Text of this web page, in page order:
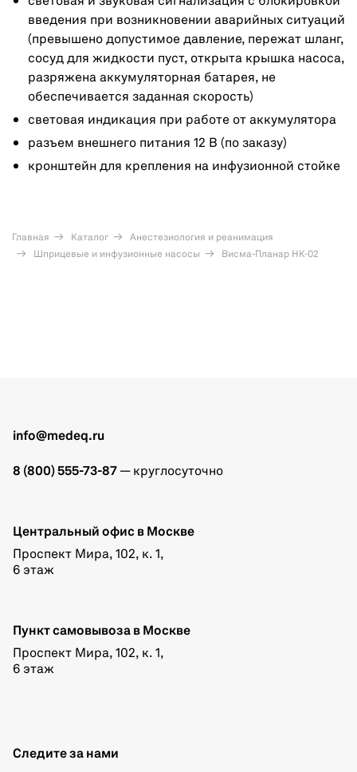
введения при возникновении аварийных ситуаций
(превышено допустимое давление, пережат шланг,
сосуд для жидкости пуст, открыта крышка насоса,
разряжена аккумуляторная батарея, не
обеспечивается заданная скорость)
световая индикация при работе от аккумулятора
разъем внешнего питания 12 В (по заказу)
кронштейн для крепления на инфузионной стойке
Главная Каталог
Анестезиология и реанимация
Шприцевые и инфузионные насосы
Висма-Планар НК-02
info@medeq.ru
8 (800) 555-73-87 — круглосуточно
Центральный офис в Москве
Проспект Мира, 102, к. 1,
6 этаж
Пункт самовывоза в Москве
Проспект Мира, 102, к. 1,
6 этаж
Следите за нами